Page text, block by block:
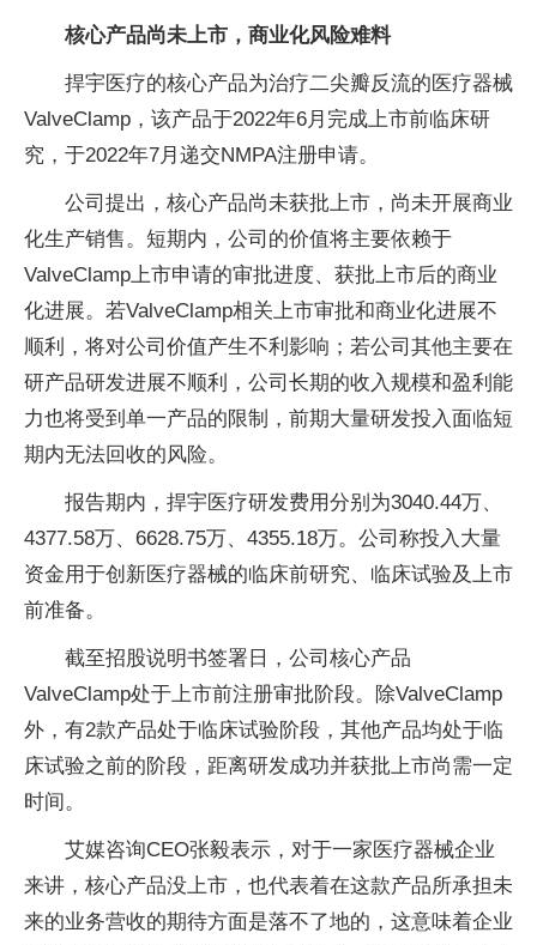
核心产品尚未上市，商业化风险难料
捍宇医疗的核心产品为治疗二尖瓣反流的医疗器械
ValveClamp，该产品于2022年6月完成上市前临床研
究，于2022年7月递交NMPA注册申请。
公司提出，核心产品尚未获批上市，尚未开展商业
化生产销售。短期内，公司的价值将主要依赖于
ValveClamp上市申请的审批进度、获批上市后的商业
化进展。若ValveClamp相关上市审批和商业化进展不
顺利，将对公司价值产生不利影响；若公司其他主要在
研产品研发进展不顺利，公司长期的收入规模和盈利能
力也将受到单一产品的限制，前期大量研发投入面临短
期内无法回收的风险。
报告期内，捍宇医疗研发费用分别为3040.44万、
4377.58万、6628.75万、4355.18万。公司称投入大量
资金用于创新医疗器械的临床前研究、临床试验及上市
前准备。
截至招股说明书签署日，公司核心产品
ValveClamp处于上市前注册审批阶段。除ValveClamp
外，有2款产品处于临床试验阶段，其他产品均处于临
床试验之前的阶段，距离研发成功并获批上市尚需一定
时间。
艾媒咨询CEO张毅表示，对于一家医疗器械企业
来讲，核心产品没上市，也代表着在这款产品所承担未
来的业务营收的期待方面是落不了地的，这意味着企业